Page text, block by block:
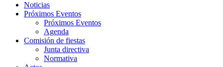
Noticias
Próximos Eventos
Próximos Eventos
Agenda
Comisión de fiestas
Junta directiva
Normativa